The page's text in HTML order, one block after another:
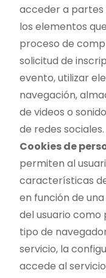
acceder a
los elementos
proceso de
solicitud de
evento, utilizar
navegación,
de videos o
de redes sociales.
Cookies de
permiten al
características
en función de
del usuario como
tipo de
servicio, la
accede al